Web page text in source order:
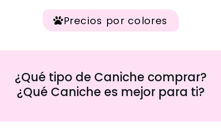
Precios por colores
¿Qué tipo de Caniche comprar?
¿Qué Caniche es mejor para ti?